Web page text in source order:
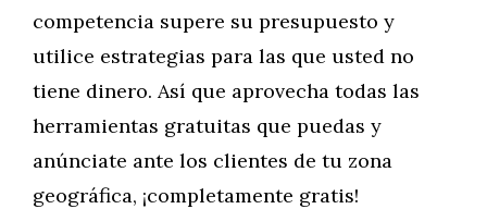
competencia supere su presupuesto y
utilice estrategias para las que usted no
tiene dinero. Así que aprovecha todas las
herramientas gratuitas que puedas y
anúnciate ante los clientes de tu zona
geográfica, ¡completamente gratis!